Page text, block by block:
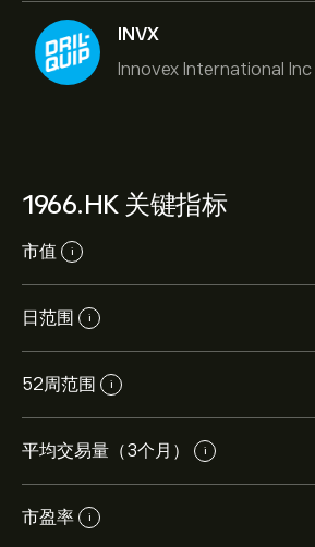
INVX
Innovex International Inc
1966.HK 关键指标
市值 i
日范围 i
52周范围 i
平均交易量（3个月） i
市盈率 i